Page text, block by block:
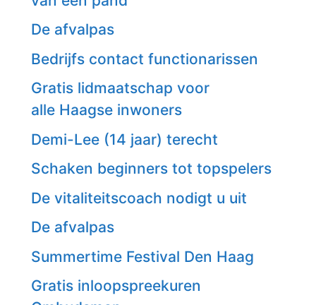
De afvalpas
Bedrijfs contact functionarissen
Gratis lidmaatschap voor
alle Haagse inwoners
Demi-Lee (14 jaar) terecht
Schaken beginners tot topspelers
De vitaliteitscoach nodigt u uit
De afvalpas
Summertime Festival Den Haag
Gratis inloopspreekuren